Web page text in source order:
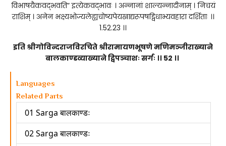
विभाषयैकवद्भवति” इत्येकवद्भावः । अन्नानां शाल्यन्नादीनाम् । निचयं
राशिम् । अनेन भक्ष्यभोज्यलेह्यचोष्यपेयखाद्यरूपषड्विधाभ्यवहारा दर्शिताः ।।
1.52.23 ।।
इति श्रीगोविन्दराजविरचिते श्रीरामायणभूषणे मणिमञ्जीराख्याने
बालकाण्डव्याख्याने द्विपञ्चाशः सर्गः ।। 52 ।।
Languages
Related Parts
01 Sarga बालकाण्डः
02 Sarga बालकाण्डः